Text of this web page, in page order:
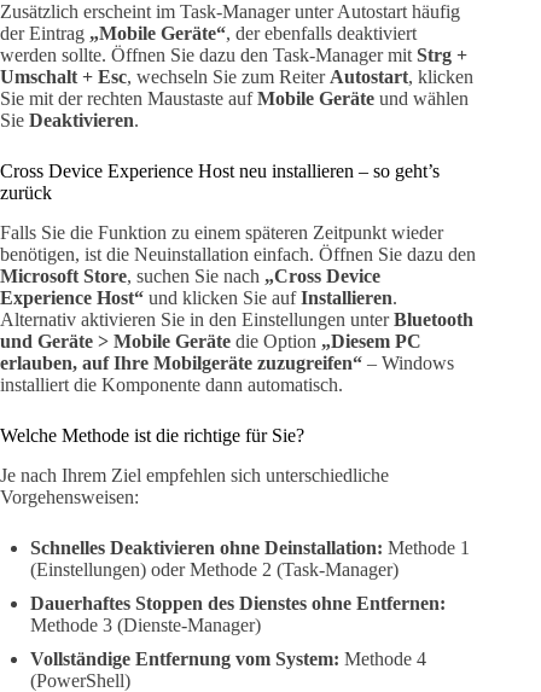
Zusätzlich erscheint im Task-Manager unter Autostart häufig
der Eintrag „Mobile Geräte“, der ebenfalls deaktiviert
werden sollte. Öffnen Sie dazu den Task-Manager mit Strg +
Umschalt + Esc, wechseln Sie zum Reiter Autostart, klicken
Sie mit der rechten Maustaste aufMobile Geräte und wählen
Sie Deaktivieren.
Cross Device Experience Host neu installieren – so geht’s
zurück
Falls Sie die Funktion zu einem späteren Zeitpunkt wieder
benötigen, ist die Neuinstallation einfach. Öffnen Sie dazu den
Microsoft Store, suchen Sie nach „Cross Device
Experience Host“ und klicken Sie aufInstallieren.
Alternativ aktivieren Sie in den Einstellungen unterBluetooth
und Geräte > Mobile Geräte die Option „Diesem PC
erlauben, auf Ihre Mobilgeräte zuzugreifen“ – Windows
installiert die Komponente dann automatisch.
Welche Methode ist die richtige für Sie?
Je nach Ihrem Ziel empfehlen sich unterschiedliche
Vorgehensweisen:
Schnelles Deaktivieren ohne Deinstallation: Methode 1
(Einstellungen) oder Methode 2 (Task-Manager)
Dauerhaftes Stoppen des Dienstes ohne Entfernen:
Methode 3 (Dienste-Manager)
Vollständige Entfernung vom System: Methode 4
(PowerShell)